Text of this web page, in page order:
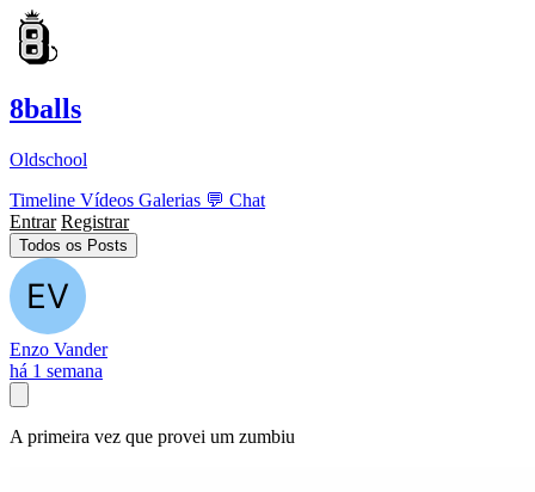
8balls
Oldschool
Timeline Vídeos Galerias 💬 Chat
Entrar Registrar
Todos os Posts
Enzo Vander
há 1 semana
A primeira vez que provei um zumbiu